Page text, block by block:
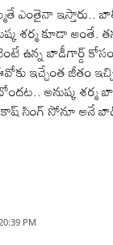
ఎంతైనా ఇస్తారు..
శర్మ కూడా అంతే.
ఉన్న బాడీగార్డ్
ఇచ్చేంత జీతం
అనుష్క శర్మ
సింగ్ సోనూ అనే బాడీ
PM